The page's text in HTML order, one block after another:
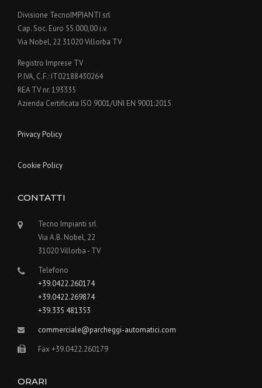
Divisione TecnoIMPIANTI srl
Cap. Soc. Euro 55.000,00 i.v.
Via Nobel, 22 31020 Villorba TV
Registro Imprese TV
P. IVA, C.F.: IT02188430264
REA TV nr. 193335
Azienda Certificata ISO 9001/UNI EN 9001:2015
Privacy Policy
Cookie Policy
CONTATTI
Tecno Impianti srl
Via A.B. Nobel, 22
31020 Villorba - TV
Telefono
+39.0422.260174
+39.0422.269874
+39.335 481353
commerciale@parcheggi-automatici.com
Fax +39.0422.260179
ORARI